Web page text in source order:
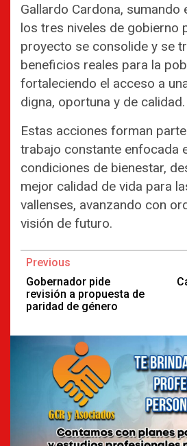
Gallardo Cardona,
los tres niveles de gobierno
proyecto se consolide y se
beneficios reales para la
fortaleciendo el acceso a
digna, oportuna y de calidad.
Estas acciones forman
trabajo constante enfocada
condiciones de bienestar,
mejor calidad de vida para
vallenses, avanzando con
visión de futuro.
Continue
Reading
Previous
Gobernador pide
revisión a propuesta de
paridad de género